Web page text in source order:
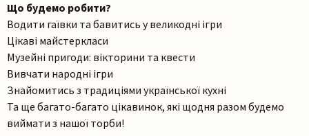
Що будемо робити?
Водити гаївки та бавитись у великодні ігри
Цікаві майстеркласи
Музейні пригоди: вікторини та квести
Вивчати народні ігри
Знайомитись з традиціями української кухні
Та ще багато-багато цікавинок, які щодня разом будемо
виймати з нашої торби!